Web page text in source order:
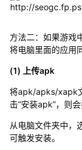
方法二：如果游戏
将电脑里面的应用
(1) 上传apk
将apk/apks/xapk
击“安装apk”，则
从电脑文件夹中
可触发安装。